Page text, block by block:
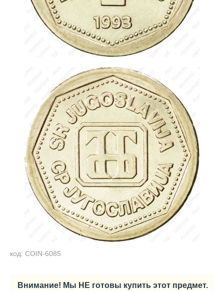
код: COIN-6085
Внимание! Мы НЕ готовы купить этот предмет.